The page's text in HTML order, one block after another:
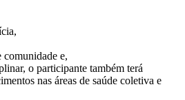
e,
o participante também terá
nas áreas de saúde coletiva e